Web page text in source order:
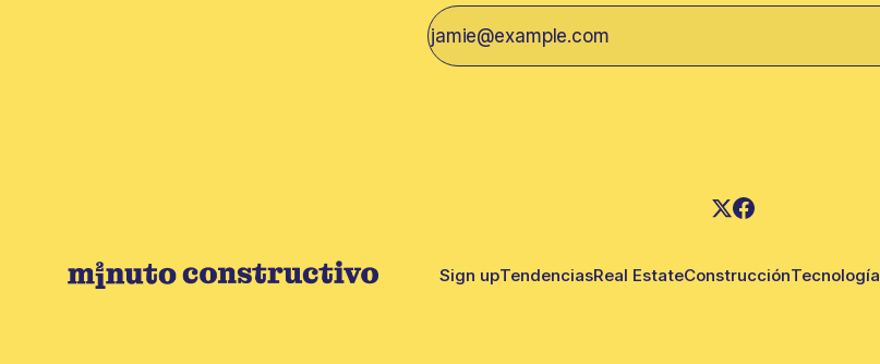
Sign upTendenciasReal EstateConstrucciónTecnología